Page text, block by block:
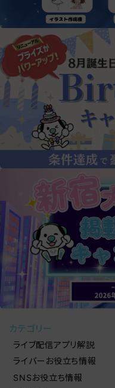
カテゴリー
ライブ配信アプリ解説
ライバーお役立ち情報
SNSお役立ち情報